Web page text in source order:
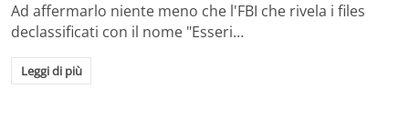
Ad affermarlo niente meno che l'FBI che rivela i files
declassificati con il nome "Esseri…
Leggi di più